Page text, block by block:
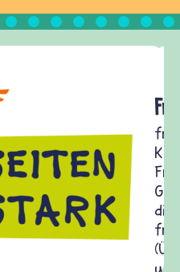
Internet-Angebot für
das zu
Streit und
Austausch zu
frieden-
auf wichtige
den Bereichen Krieg